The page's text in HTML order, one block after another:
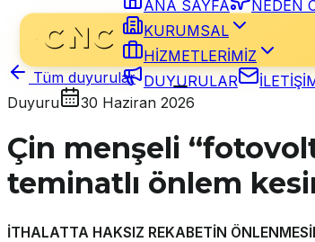
ANA SAYFA
NEDEN
KURUMSAL
HİZMETLERİMİZ
DUYURULAR
Tüm duyurular
Duyuru
30 Haziran 2026
Çin menşeli
teminatlı önlem
İTHALATTA HAKSIZ REKABETİN